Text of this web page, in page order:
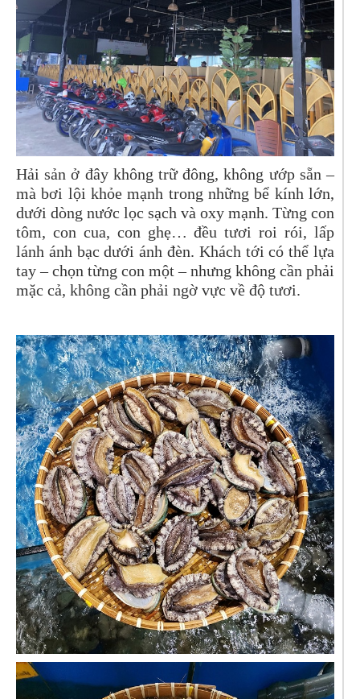
Hải sản ở đây không trữ đông, không ướp sẵn –
mà bơi lội khỏe mạnh trong những bể kính lớn,
dưới dòng nước lọc sạch và oxy mạnh. Từng con
tôm, con cua, con ghẹ… đều tươi roi rói, lấp
lánh ánh bạc dưới ánh đèn. Khách tới có thể lựa
tay – chọn từng con một – nhưng không cần phải
mặc cả, không cần phải ngờ vực về độ tươi.